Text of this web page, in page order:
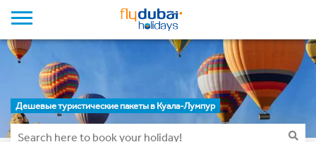
Дешевые туристические пакеты в Куала-Лумпур